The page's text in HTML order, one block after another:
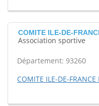
COMITE ILE-DE-
Association sportive
Département: 93260
COMITE ILE-DE-FRANCE